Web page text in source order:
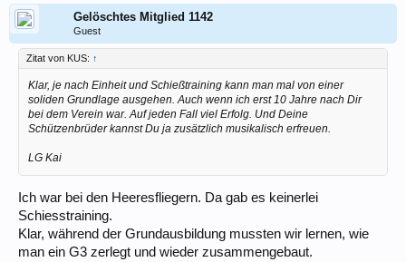
Gelöschtes Mitglied 1142
Guest
Zitat von KUS: ↑
Klar, je nach Einheit und Schießtraining kann man mal von einer
soliden Grundlage ausgehen. Auch wenn ich erst 10 Jahre nach Dir
bei dem Verein war. Auf jeden Fall viel Erfolg. Und Deine
Schützenbrüder kannst Du ja zusätzlich musikalisch erfreuen.
LG Kai
Ich war bei den Heeresfliegern. Da gab es keinerlei
Schiesstraining.
Klar, während der Grundausbildung mussten wir lernen, wie
man ein G3 zerlegt und wieder zusammengebaut.